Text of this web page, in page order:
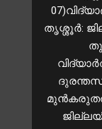
തൃശ്ശൂർ:
മുന്‍കരുതല്‍